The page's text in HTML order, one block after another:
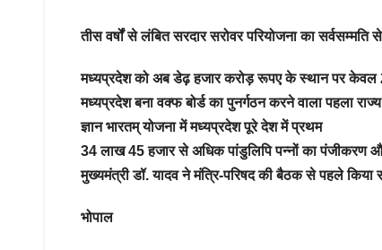
तीस वर्षों से लंबित सरदार सरोवर परियोजना का सर्वसम्मति
मध्यप्रदेश को अब डेढ़ हजार करोड़ रूपए के स्थान पर केवल
मध्यप्रदेश बना वक्फ बोर्ड का पुनर्गठन करने वाला पहला राज्य
ज्ञान भारतम् योजना में मध्यप्रदेश पूरे देश में प्रथम
34 लाख 45 हजार से अधिक पांडुलिपि पन्नों का
मुख्यमंत्री डॉ. यादव ने मंत्रि-परिषद की बैठक से पहले किया
भोपाल